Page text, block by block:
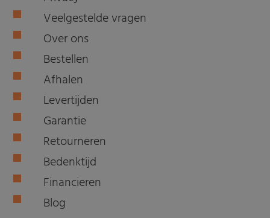
Veelgestelde vragen
Over ons
Bestellen
Afhalen
Levertijden
Garantie
Retourneren
Bedenktijd
Financieren
Blog